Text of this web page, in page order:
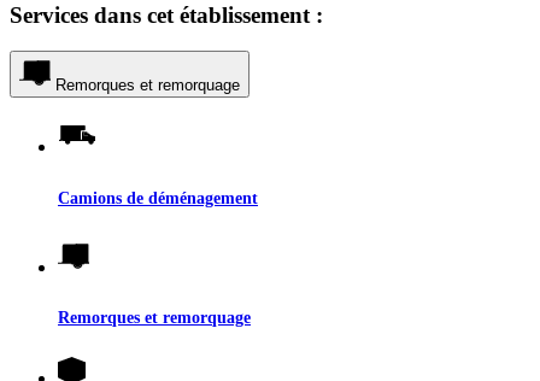
Services dans cet établissement :
Remorques et remorquage
Camions de déménagement
Remorques et remorquage